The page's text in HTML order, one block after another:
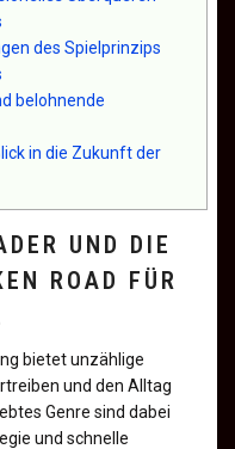
des Spielprinzips
belohnende
in die Zukunft der
UND DIE
ROAD FÜR
bietet unzählige
und den Alltag
Genre sind dabei
und schnelle